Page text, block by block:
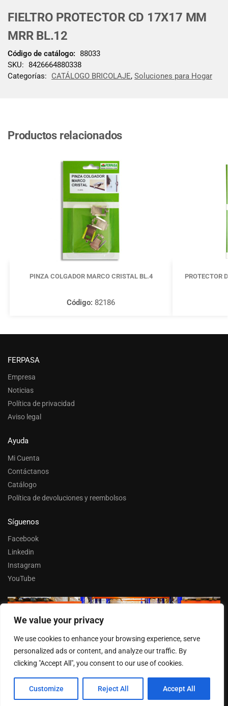
We value your privacy
We use cookies to enhance your browsing experience, serve
personalized ads or content, and analyze our traffic. By
clicking "Accept All", you consent to our use of cookies.
Customize Reject All Accept All
FIELTRO PROTECTOR CD 17X17 MM
MRR BL.12
Código de catálogo: 88033
SKU: 8426664880338
Categorías:
CATÁLOGO BRICOLAJE, Soluciones para Hogar
Productos relacionados
PINZA COLGADOR MARCO CRISTAL BL.4
Código: 82186
PROTECTOR
FERPASA
Empresa
Noticias
Política de privacidad
Aviso legal
Ayuda
Mi Cuenta
Contáctanos
Catálogo
Política de devoluciones y reembolsos
Síguenos
Facebook
Linkedin
Instagram
YouTube
Trabaja con nosotros
Entrar
© FERPASA 2025 –